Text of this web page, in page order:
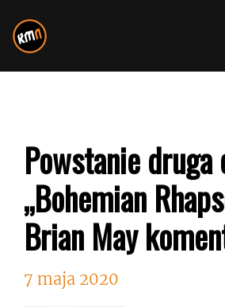
do
treści
Powstanie druga
„Bohemian
Brian May
7 maja 2020